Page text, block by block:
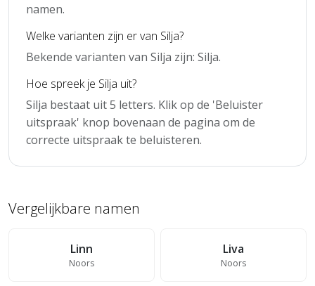
namen.
Welke varianten zijn er van Silja?
Bekende varianten van Silja zijn: Silja.
Hoe spreek je Silja uit?
Silja bestaat uit 5 letters. Klik op de 'Beluister
uitspraak' knop bovenaan de pagina om de
correcte uitspraak te beluisteren.
Vergelijkbare namen
Linn
Noors
Liva
Noors